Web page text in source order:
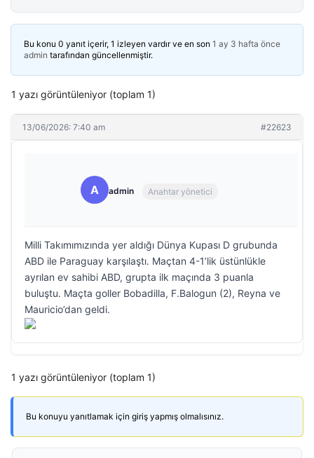
Bu konu 0 yanıt içerir, 1 izleyen vardır ve en son 1 ay 3 hafta önce
admin tarafından güncellenmiştir.
1 yazı görüntüleniyor (toplam 1)
13/06/2026: 7:40 am #22623
A admin Anahtar yönetici
Milli Takımımızında yer aldığı Dünya Kupası D grubunda
ABD ile Paraguay karşılaştı. Maçtan 4-1’lik üstünlükle
ayrılan ev sahibi ABD, grupta ilk maçında 3 puanla
buluştu. Maçta goller Bobadilla, F.Balogun (2), Reyna ve
Mauricio’dan geldi.
1 yazı görüntüleniyor (toplam 1)
Bu konuyu yanıtlamak için giriş yapmış olmalısınız.